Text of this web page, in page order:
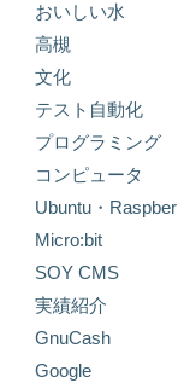
おいしい水
高槻
文化
テスト自動化
プログラミング
コンピュータ
Ubuntu・
Micro:bit
SOY CMS
実績紹介
GnuCash
Google